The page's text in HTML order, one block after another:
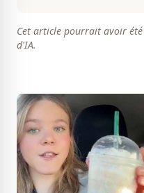
Cet article pourrait avoir
d'IA.